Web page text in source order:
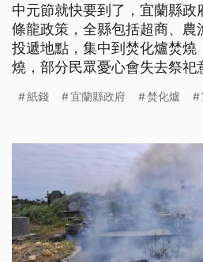
中元節就快要到了，宜蘭縣政
條龍政策，全縣包括超商、農
投遞地點，集中到焚化爐焚燒
燒，部分民眾憂心會失去祭祀
紙錢 宜蘭縣政府 焚化爐